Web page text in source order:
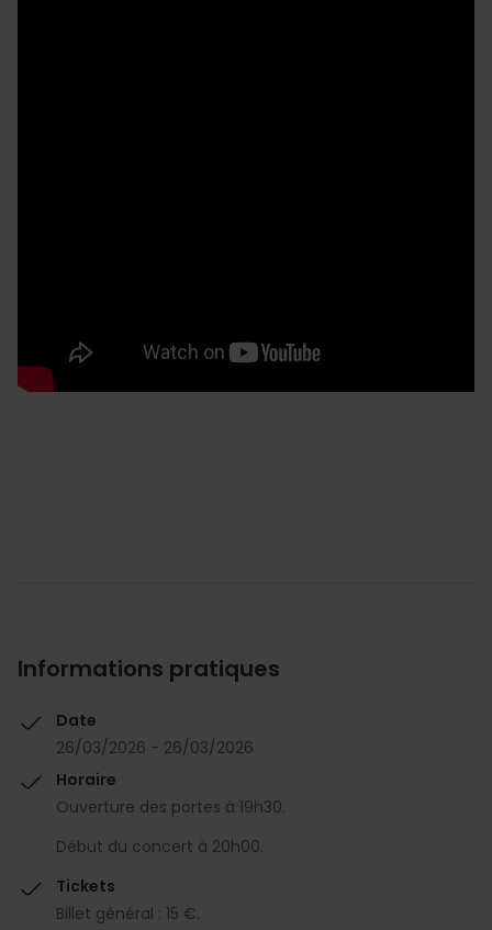
Informations pratiques
Date
26/03/2026 - 26/03/2026
Horaire
Ouverture des portes à 19h30.
Début du concert à 20h00.
Tickets
Billet général : 15 €.